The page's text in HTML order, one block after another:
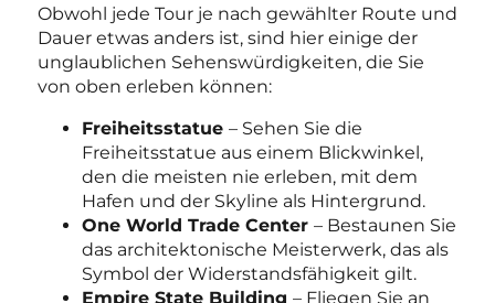
Obwohl jede Tour je nach gewählter Route und
Dauer etwas anders ist, sind hier einige der
unglaublichen Sehenswürdigkeiten, die Sie
von oben erleben können:
Freiheitsstatue – Sehen Sie die
Freiheitsstatue aus einem Blickwinkel,
den die meisten nie erleben, mit dem
Hafen und der Skyline als Hintergrund.
One World Trade Center – Bestaunen Sie
das architektonische Meisterwerk, das als
Symbol der Widerstandsfähigkeit gilt.
Empire State Building – Fliegen Sie an